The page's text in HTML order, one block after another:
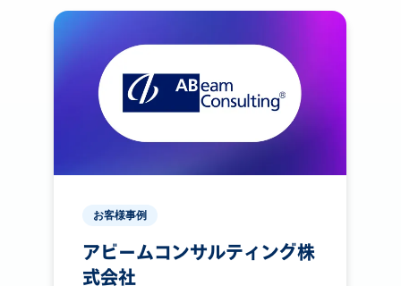
お客様事例
アビームコンサルティング株
式会社